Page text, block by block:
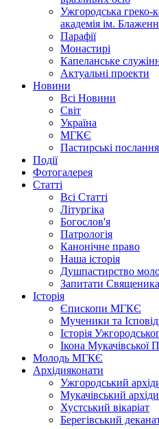
Ужгородська греко-
академія ім.
Парафії
Монастирі
Капеланське
Актуальні проекти
Новини
Всі Новини
Світ
Україна
МГКЄ
Пастирські послання
Події
Фотогалерея
Статті
Всі Статті
Літургіка
Богослов'я
Патрологія
Канонічне право
Наша історія
Душпастирство
Запитати Священика
Історія
Єпископи МГКЄ
Мученики та
Історія
Ікона Мукачівської
Молодь МГКЄ
Архідияконати
Ужгородський
Мукачівський
Хустський вікаріат
Берегівський